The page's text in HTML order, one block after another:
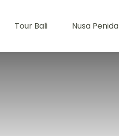
Tour Bali Nusa Penida